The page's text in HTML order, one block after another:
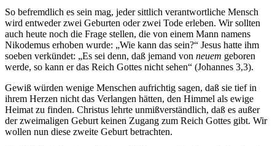
So befremdlich es sein mag, jeder sittlich verantwortliche Mensch
wird entweder zwei Geburten oder zwei Tode erleben. Wir sollten
auch heute noch die Frage stellen, die von einem Mann namens
Nikodemus erhoben wurde: „Wie kann das sein?“ Jesus hatte ihm
soeben verkündet: „Es sei denn, daß jemand von neuem geboren
werde, so kann er das Reich Gottes nicht sehen“ (Johannes 3,3).
Gewiß würden wenige Menschen aufrichtig sagen, daß sie tief in
ihrem Herzen nicht das Verlangen hätten, den Himmel als ewige
Heimat zu finden. Christus lehrte unmißverständlich, daß es außer
der zweimaligen Geburt keinen Zugang zum Reich Gottes gibt. Wir
wollen nun diese zweite Geburt betrachten.